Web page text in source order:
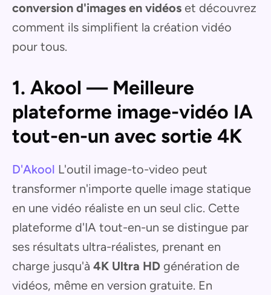
conversion d'images en vidéos et découvrez
comment ils simplifient la création vidéo
pour tous.
1. Akool — Meilleure
plateforme image-vidéo IA
tout-en-un avec sortie 4K
D'Akool L'outil image-to-video peut
transformer n'importe quelle image statique
en une vidéo réaliste en un seul clic. Cette
plateforme d'IA tout-en-un se distingue par
ses résultats ultra-réalistes, prenant en
charge jusqu'à 4K Ultra HD génération de
vidéos, même en version gratuite. En